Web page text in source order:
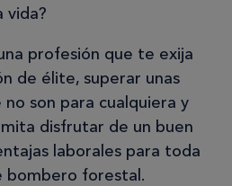
vida?
profesión que te exija
de élite, superar unas
son para cualquiera y
disfrutar de un buen
laborales para toda
bombero forestal.